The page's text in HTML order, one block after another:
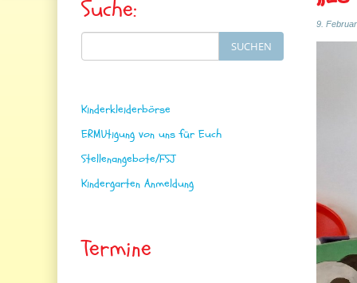
9.
Suche:
Search
for:
SUCHEN
Kinderkleiderbörse
ERMUtigung von uns für Euch
Stellenangebote/FSJ
Kindergarten Anmeldung
Termine